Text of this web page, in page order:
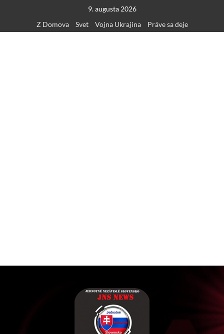
content
9. augusta 2026
Z Domova
Svet Vojna Ukrajina Práve sa deje